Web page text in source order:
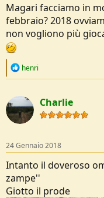
Magari facciamo in
febbraio? 2018
non vogliono più
R
c
t
i
o
s
:
henri
Charlie
24 Gennaio 2018
Intanto il doveroso
zampe''
Giotto il prode